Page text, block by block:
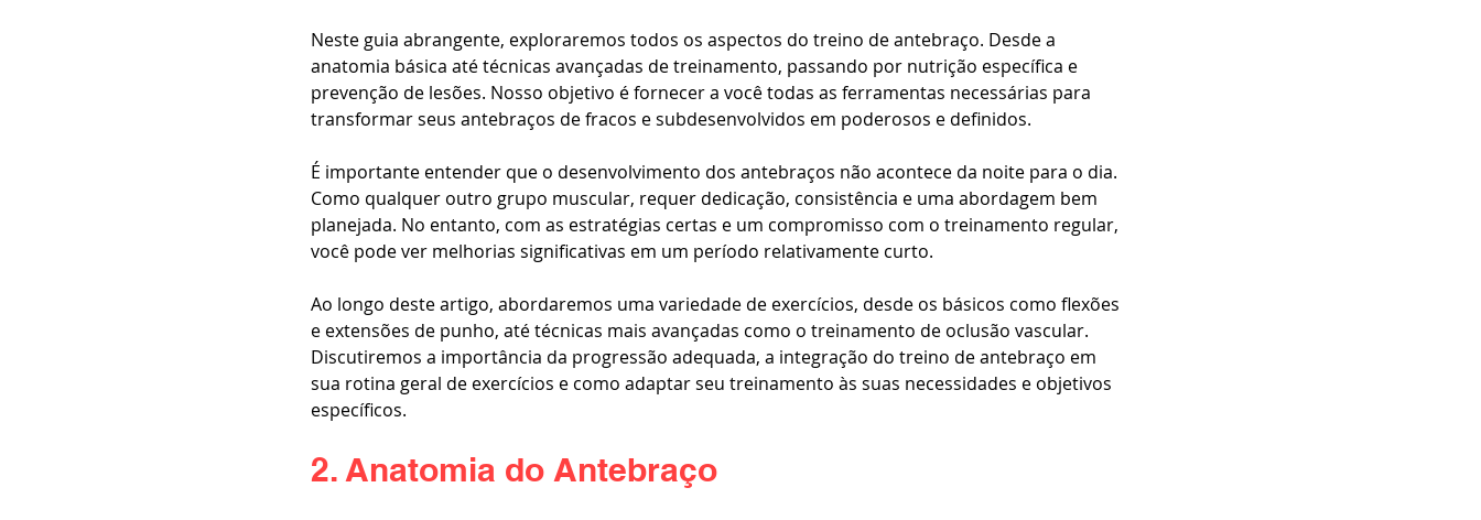
Neste guia abrangente, exploraremos todos os aspectos do treino de antebraço. Desde a
anatomia básica até técnicas avançadas de treinamento, passando por nutrição específica e
prevenção de lesões. Nosso objetivo é fornecer a você todas as ferramentas necessárias para
transformar seus antebraços de fracos e subdesenvolvidos em poderosos e definidos.
É importante entender que o desenvolvimento dos antebraços não acontece da noite para o dia.
Como qualquer outro grupo muscular, requer dedicação, consistência e uma abordagem bem
planejada. No entanto, com as estratégias certas e um compromisso com o treinamento regular,
você pode ver melhorias significativas em um período relativamente curto.
Ao longo deste artigo, abordaremos uma variedade de exercícios, desde os básicos como flexões
e extensões de punho, até técnicas mais avançadas como o treinamento de oclusão vascular.
Discutiremos a importância da progressão adequada, a integração do treino de antebraço em
sua rotina geral de exercícios e como adaptar seu treinamento às suas necessidades e objetivos
específicos.
2. Anatomia do Antebraço